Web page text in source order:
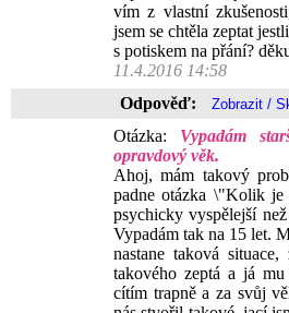
vím z vlastní
jsem se chtěla zeptat
s potiskem na přání?
11.4.2016 14:58
Odpověď:
Otázka: Vypadám
opravdový věk.
Ahoj, mám takový
padne otázka \"Kolik
psychicky vyspělejší
Vypadám tak na 15 let.
nastane taková
takového zeptá a já
cítím trapně a za svůj